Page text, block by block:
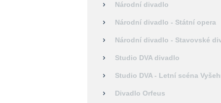
Národní divadlo
Národní divadlo - Státní opera
Národní divadlo - Stavovské
Studio DVA divadlo
Studio DVA - Letní scéna
Divadlo Orfeus